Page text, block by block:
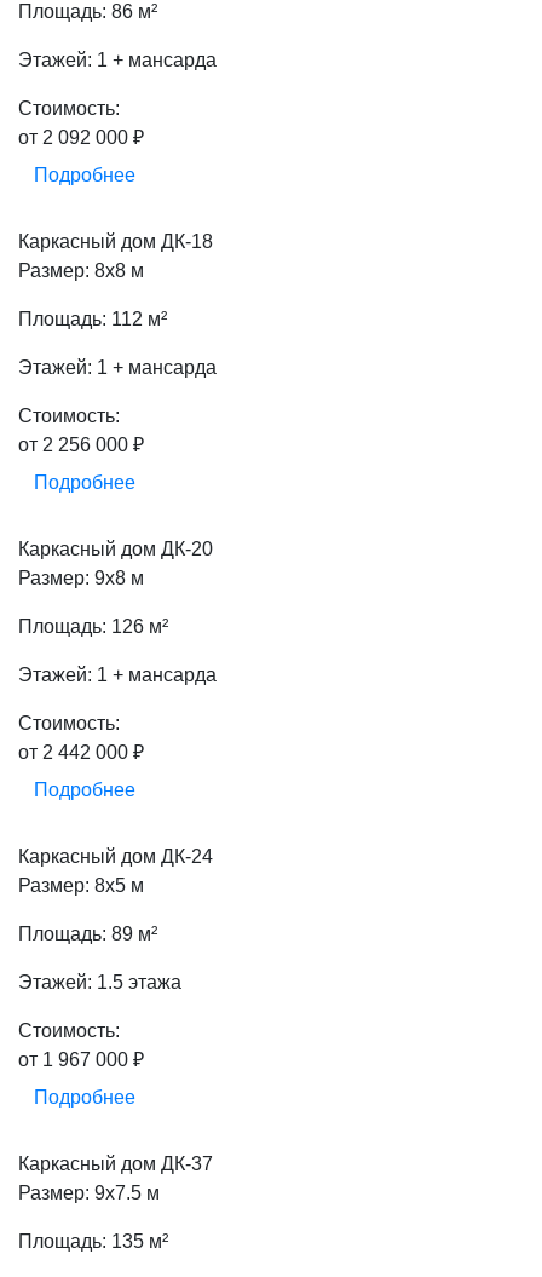
Площадь: 86 м²
Этажей: 1 + мансарда
Стоимость:
от 2 092 000 ₽
Подробнее
Каркасный дом ДК-18
Размер: 8х8 м
Площадь: 112 м²
Этажей: 1 + мансарда
Стоимость:
от 2 256 000 ₽
Подробнее
Каркасный дом ДК-20
Размер: 9х8 м
Площадь: 126 м²
Этажей: 1 + мансарда
Стоимость:
от 2 442 000 ₽
Подробнее
Каркасный дом ДК-24
Размер: 8х5 м
Площадь: 89 м²
Этажей: 1.5 этажа
Стоимость:
от 1 967 000 ₽
Подробнее
Каркасный дом ДК-37
Размер: 9х7.5 м
Площадь: 135 м²